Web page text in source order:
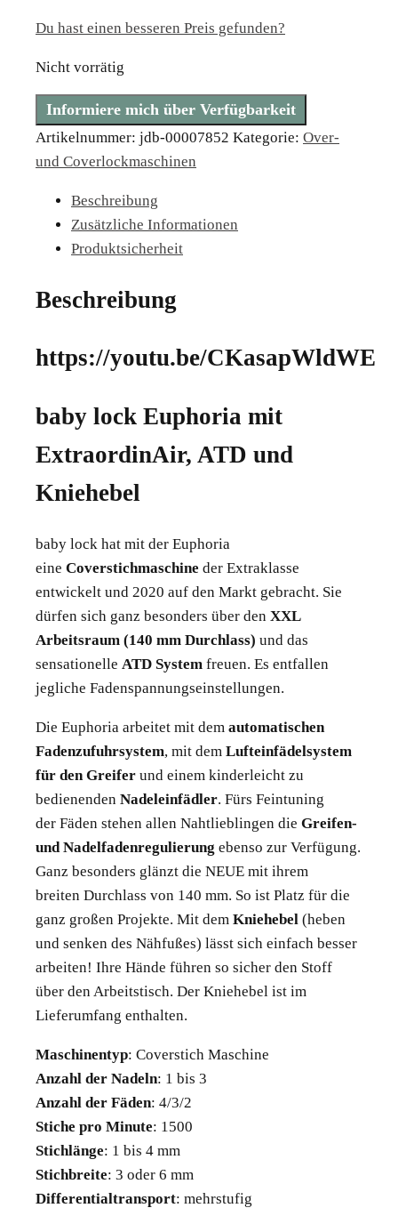
Du hast einen besseren Preis gefunden?
Nicht vorrätig
Informiere mich über Verfügbarkeit
Artikelnummer: jdb-00007852 Kategorie: Over-
und Coverlockmaschinen
Beschreibung
Zusätzliche Informationen
Produktsicherheit
Beschreibung
https://youtu.be/CKasapWldWE
baby lock Euphoria mit
ExtraordinAir, ATD und
Kniehebel
baby lock hat mit der Euphoria
eine Coverstichmaschine der Extraklasse
entwickelt und 2020 auf den Markt gebracht. Sie
dürfen sich ganz besonders über den XXL
Arbeitsraum (140 mm Durchlass) und das
sensationelle ATD System freuen. Es entfallen
jegliche Fadenspannungseinstellungen.
Die Euphoria arbeitet mit dem automatischen
Fadenzufuhrsystem, mit dem Lufteinfädelsystem
für den Greifer und einem kinderleicht zu
bedienenden Nadeleinfädler. Fürs Feintuning
der Fäden stehen allen Nahtlieblingen die Greifen-
und Nadelfadenregulierung ebenso zur Verfügung.
Ganz besonders glänzt die NEUE mit ihrem
breiten Durchlass von 140 mm. So ist Platz für die
ganz großen Projekte. Mit dem Kniehebel (heben
und senken des Nähfußes) lässt sich einfach besser
arbeiten! Ihre Hände führen so sicher den Stoff
über den Arbeitstisch. Der Kniehebel ist im
Lieferumfang enthalten.
Maschinentyp: Coverstich Maschine
Anzahl der Nadeln: 1 bis 3
Anzahl der Fäden: 4/3/2
Stiche pro Minute: 1500
Stichlänge: 1 bis 4 mm
Stichbreite: 3 oder 6 mm
Differentialtransport: mehrstufig